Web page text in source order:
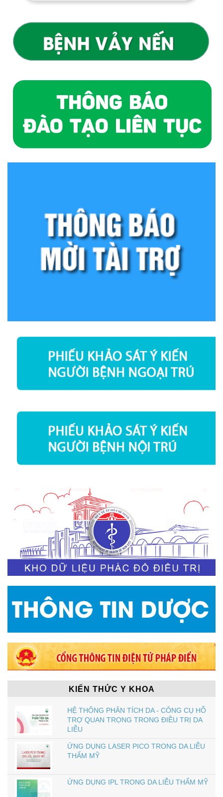
KIẾN THỨC Y KHOA
HỆ THỐNG PHÂN TÍCH DA - CÔNG CỤ HỖ
TRỢ QUAN TRỌNG TRONG ĐIỀU TRỊ DA
LIỄU
ỨNG DỤNG LASER PICO TRONG DA LIỄU
THẨM MỸ
ỨNG DỤNG IPL TRONG DA LIỄU THẨM MỸ